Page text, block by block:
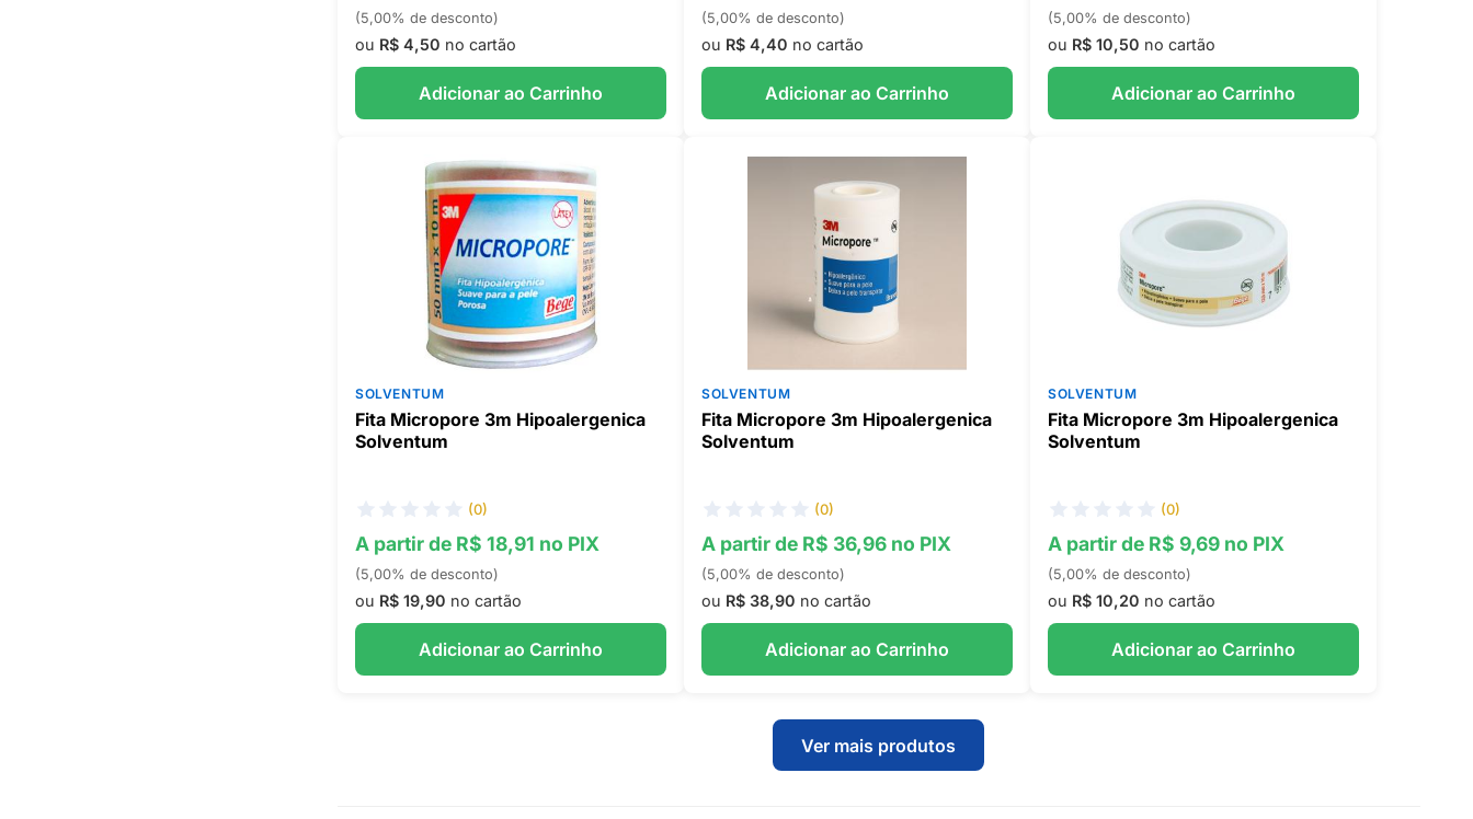
(5,00% de desconto)
ou R$ 4,50 no cartão
Adicionar ao Carrinho
(5,00% de desconto)
ou R$ 4,40 no cartão
Adicionar ao Carrinho
(5,00% de desconto)
ou R$ 10,50 no cartão
Adicionar ao Carrinho
SOLVENTUM
Fita Micropore 3m Hipoalergenica
Solventum
(0)
A partir de R$ 18,91 no PIX
(5,00% de desconto)
ou R$ 19,90 no cartão
Adicionar ao Carrinho
SOLVENTUM
Fita Micropore 3m Hipoalergenica
Solventum
(0)
A partir de R$ 36,96 no PIX
(5,00% de desconto)
ou R$ 38,90 no cartão
Adicionar ao Carrinho
SOLVENTUM
Fita Micropore 3m Hipoalergenica
Solventum
(0)
A partir de R$ 9,69 no PIX
(5,00% de desconto)
ou R$ 10,20 no cartão
Adicionar ao Carrinho
Ver mais produtos